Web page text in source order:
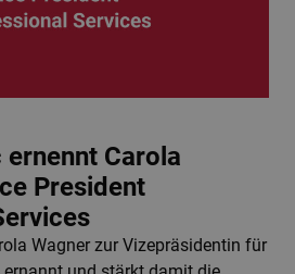
Carola
President
Wagner zur Vizepräsidentin für